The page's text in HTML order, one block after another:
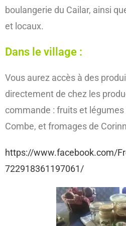
boulangerie du Cailar, ainsi
et locaux.
Dans le village :
Vous aurez accès à des
directement de chez les
commande : fruits et
Combe, et fromages de
https://www.facebook.com/
722918361197061/